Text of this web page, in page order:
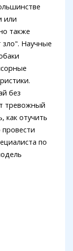
или
также
зло". Научные
без
тревожный
как отучить
по